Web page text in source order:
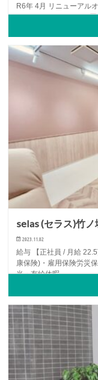
R6年 4月 リニューアル
スタイリスト 24万円
selas (セラス)竹ノ
2023.11.02
給与 【正社員 / 月給
康保険)・雇用保険労災
当・有給休暇…
アイ